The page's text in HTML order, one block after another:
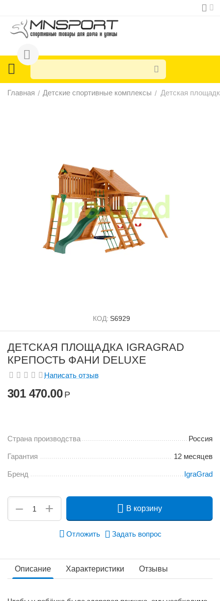
Главная / Детские спортивные комплексы / Детская
КОД: S6929
ДЕТСКАЯ ПЛОЩАДКА IGRAGRAD
КРЕПОСТЬ ФАНИ DELUXE
Написать отзыв
301 470.00 Р
Страна производства Россия
Гарантия 12 месяцев
Бренд IgraGrad
+
− В корзину
Отложить Задать вопрос
Описание Характеристики Отзывы